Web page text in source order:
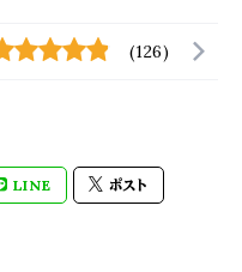
(126)
LINE ポスト